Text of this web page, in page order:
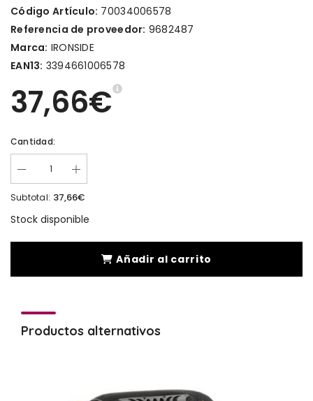
Código Artículo: 70034006578
Referencia de proveedor: 9682487
Marca: IRONSIDE
EAN13: 3394661006578
37,66€
Cantidad:
Subtotal: 37,66€
Stock disponible
Añadir al carrito
Productos alternativos